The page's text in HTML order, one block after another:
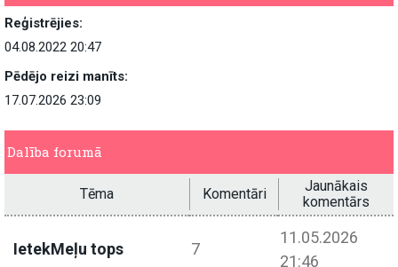
Reģistrējies:
04.08.2022 20:47
Pēdējo reizi manīts:
17.07.2026 23:09
Dalība forumā
Tēma Komentāri
Jaunākais
komentārs
IetekMeļu tops 7
11.05.2026
21:46